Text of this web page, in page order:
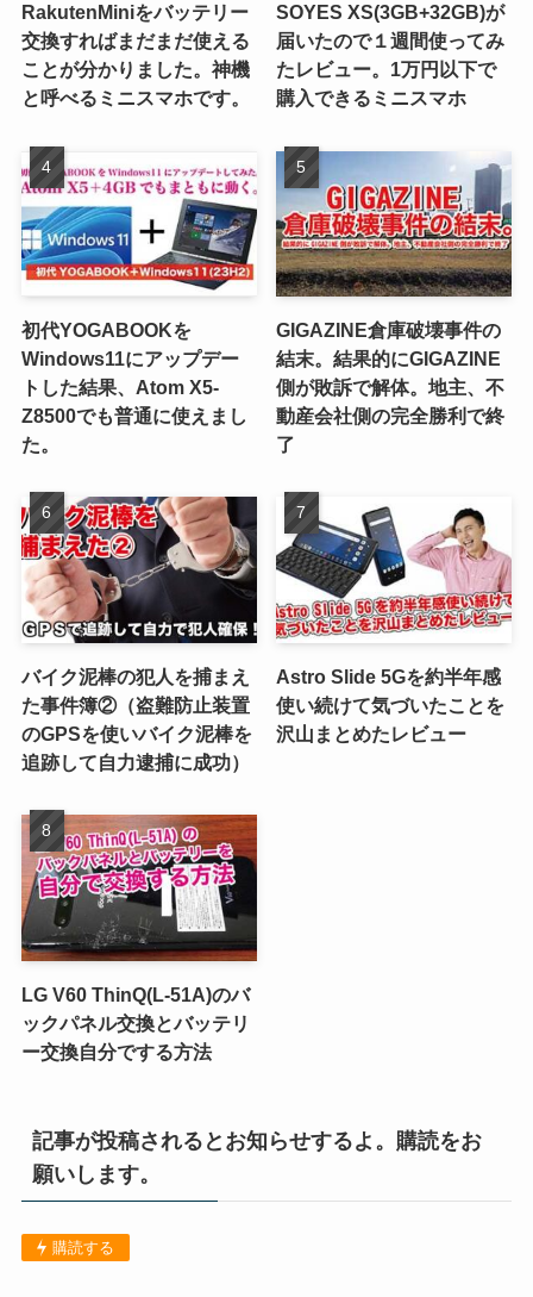
RakutenMiniをバッテリー
交換すればまだまだ使える
ことが分かりました。神機
と呼べるミニスマホです。
SOYES XS(3GB+32GB)が
届いたので１週間使ってみ
たレビュー。1万円以下で
購入できるミニスマホ
初代YOGABOOKを
Windows11にアップデー
トした結果、Atom X5-
Z8500でも普通に使えまし
た。
GIGAZINE倉庫破壊事件の
結末。結果的にGIGAZINE
側が敗訴で解体。地主、不
動産会社側の完全勝利で終
了
バイク泥棒の犯人を捕まえ
た事件簿②（盗難防止装置
のGPSを使いバイク泥棒を
追跡して自力逮捕に成功）
Astro Slide 5Gを約半年感
使い続けて気づいたことを
沢山まとめたレビュー
LG V60 ThinQ(L-51A)のバ
ックパネル交換とバッテリ
ー交換自分でする方法
記事が投稿されるとお知らせするよ。購読をお
願いします。
購読する